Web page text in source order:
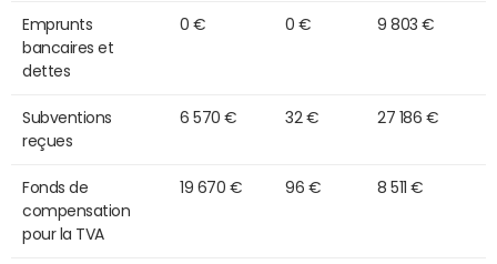
Emprunts
bancaires et
dettes
0 € 0 € 9 803 €
Subventions
reçues
6 570 € 32 € 27 186 €
Fonds de
compensation
pour la TVA
19 670 € 96 € 8 511 €